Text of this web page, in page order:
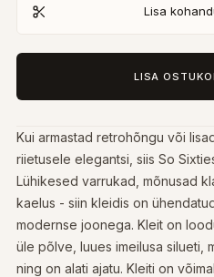
Lisa
LISA
Kui armastad retrohõngu või
riietusele elegantsi, siis So
Lühikesed varrukad, mõnusad
kaelus - siin kleidis on
modernse joonega. Kleit on
üle põlve, luues imeilusa silueti,
ning on alati ajatu. Kleiti on